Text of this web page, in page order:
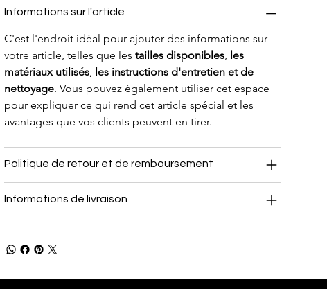
Informations sur l'article
C'est l'endroit idéal pour ajouter des informations sur
votre article, telles que les tailles disponibles, les
matériaux utilisés, les instructions d'entretien et de
nettoyage. Vous pouvez également utiliser cet espace
pour expliquer ce qui rend cet article spécial et les
avantages que vos clients peuvent en tirer.
Politique de retour et de remboursement
Informations de livraison